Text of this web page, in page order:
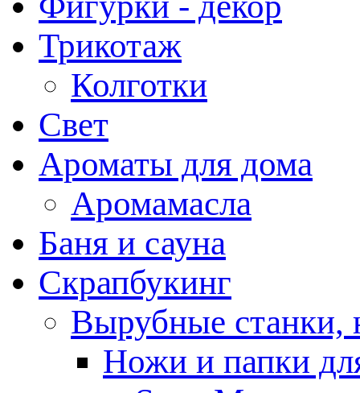
Трикотаж
Колготки
Свет
Ароматы для дома
Аромамасла
Баня и сауна
Скрапбукинг
Вырубные станки,
Ножи и папки